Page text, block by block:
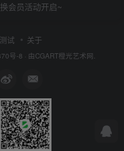
会员活动开启~
测试 关于
号-8 · 由CGART橙光艺术网.